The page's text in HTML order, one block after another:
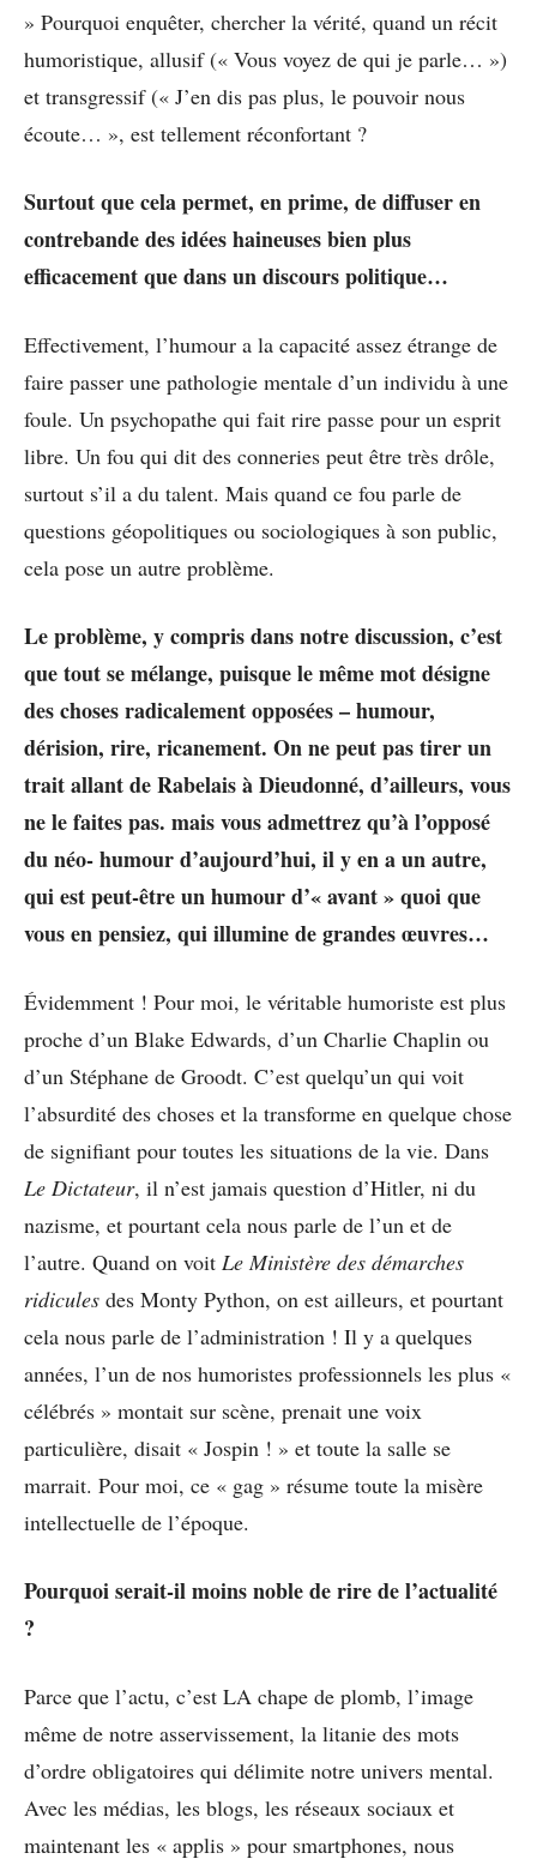
» Pourquoi enquêter, chercher la vérité, quand un récit
humoristique, allusif (« Vous voyez de qui je parle… »)
et transgressif (« J’en dis pas plus, le pouvoir nous
écoute… », est tellement réconfortant ?
Surtout que cela permet, en prime, de diffuser en
contrebande des idées haineuses bien plus
efficacement que dans un discours politique…
Effectivement, l’humour a la capacité assez étrange de
faire passer une pathologie mentale d’un individu à une
foule. Un psychopathe qui fait rire passe pour un esprit
libre. Un fou qui dit des conneries peut être très drôle,
surtout s’il a du talent. Mais quand ce fou parle de
questions géopolitiques ou sociologiques à son public,
cela pose un autre problème.
Le problème, y compris dans notre discussion, c’est
que tout se mélange, puisque le même mot désigne
des choses radicalement opposées – humour,
dérision, rire, ricanement. On ne peut pas tirer un
trait allant de Rabelais à Dieudonné, d’ailleurs, vous
ne le faites pas. mais vous admettrez qu’à l’opposé
du néo- humour d’aujourd’hui, il y en a un autre,
qui est peut-être un humour d’« avant » quoi que
vous en pensiez, qui illumine de grandes œuvres…
Évidemment ! Pour moi, le véritable humoriste est plus
proche d’un Blake Edwards, d’un Charlie Chaplin ou
d’un Stéphane de Groodt. C’est quelqu’un qui voit
l’absurdité des choses et la transforme en quelque chose
de signifiant pour toutes les situations de la vie. Dans
Le Dictateur, il n’est jamais question d’Hitler, ni du
nazisme, et pourtant cela nous parle de l’un et de
l’autre. Quand on voit Le Ministère des démarches
ridicules des Monty Python, on est ailleurs, et pourtant
cela nous parle de l’administration ! Il y a quelques
années, l’un de nos humoristes professionnels les plus «
célébrés » montait sur scène, prenait une voix
particulière, disait « Jospin ! » et toute la salle se
marrait. Pour moi, ce « gag » résume toute la misère
intellectuelle de l’époque.
Pourquoi serait-il moins noble de rire de l’actualité
?
Parce que l’actu, c’est LA chape de plomb, l’image
même de notre asservissement, la litanie des mots
d’ordre obligatoires qui délimite notre univers mental.
Avec les médias, les blogs, les réseaux sociaux et
maintenant les « applis » pour smartphones, nous